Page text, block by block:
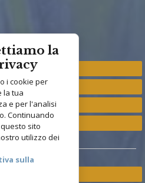
la
i cookie per
la tua
e per l'analisi
Continuando
sito
utilizzo dei
sulla
"St. Francis"
"M. Immacolata"
"S. Antonio"
"S. Elisabetta"
ETS